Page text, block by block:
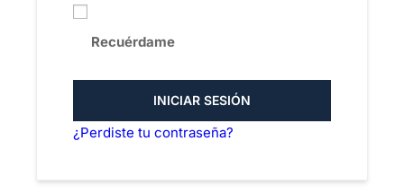
Recuérdame
INICIAR SESIÓN
¿Perdiste tu contraseña?